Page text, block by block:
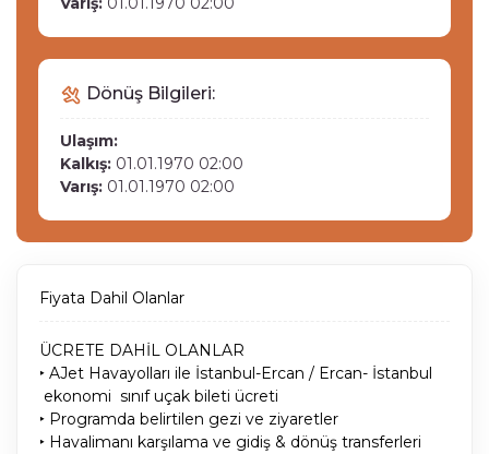
Dönüş Bilgileri:
Ulaşım:
Kalkış: 01.01.1970 02:00
Varış: 01.01.1970 02:00
Fiyata Dahil Olanlar
ÜCRETE DAHİL OLANLAR
‣ AJet Havayolları ile İstanbul-Ercan / Ercan- İstanbul
ekonomi sınıf uçak bileti ücreti
‣ Programda belirtilen gezi ve ziyaretler
‣ Havalimanı karşılama ve gidiş & dönüş transferleri